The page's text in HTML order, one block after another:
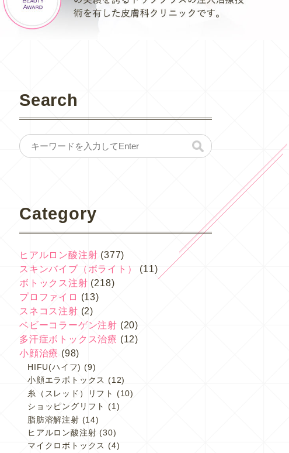
Search
Category
ヒアルロン酸注射 (377)
スキンバイブ（ボライト）
(11)
ボトックス注射 (218)
プロファイロ (13)
スネコス注射 (2)
ベビーコラーゲン注射 (20)
多汗症ボトックス治療 (12)
小顔治療 (98)
HIFU(ハイフ) (9)
小顔エラボトックス (12)
糸（スレッド）リフト
(10)
ショッピングリフト
(1)
脂肪溶解注射 (14)
ヒアルロン酸注射 (30)
マイクロボトックス (4)